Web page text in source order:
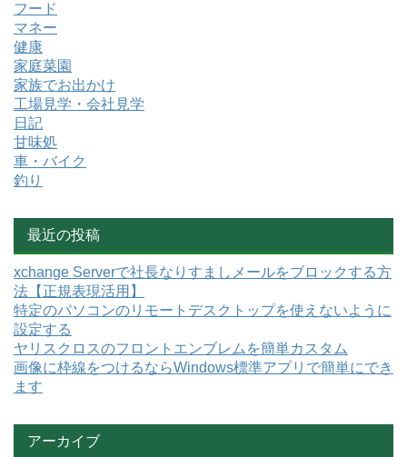
フード
マネー
健康
家庭菜園
家族でお出かけ
工場見学・会社見学
日記
甘味処
車・バイク
釣り
最近の投稿
xchange Serverで社長なりすましメールをブロックする方
法【正規表現活用】
特定のパソコンのリモートデスクトップを使えないように
設定する
ヤリスクロスのフロントエンブレムを簡単カスタム
画像に枠線をつけるならWindows標準アプリで簡単にでき
ます
アーカイブ